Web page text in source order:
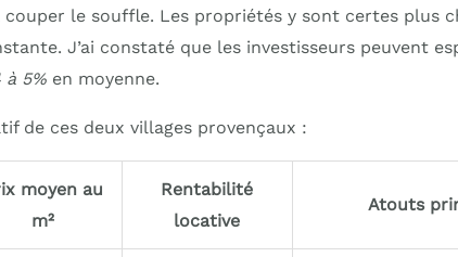
couper le souffle. Les propriétés y sont certes plus
J’ai constaté que les investisseurs peuvent
5%en moyenne.
de ces deux villages provençaux :
moyen au
m²
Rentabilité
locative
Atouts